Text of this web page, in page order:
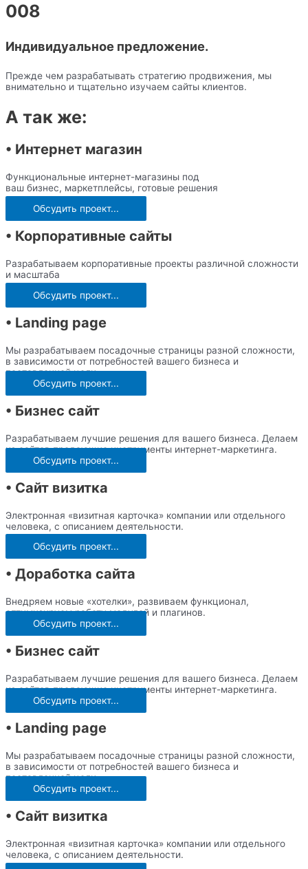
008
Индивидуальное предложение.
Прежде чем разрабатывать стратегию продвижения, мы
внимательно и тщательно изучаем сайты клиентов.
А так же:
• Интернет магазин
Функциональные интернет-магазины под
ваш бизнес, маркетплейсы, готовые решения
Обсудить проект...
• Корпоративные сайты
Разрабатываем корпоративные проекты различной сложности
и масштаба
Обсудить проект...
• Landing page
Мы разрабатываем посадочные страницы разной сложности,
в зависимости от потребностей вашего бизнеса и
поставленной цели.
Обсудить проект...
• Бизнес сайт
Разрабатываем лучшие решения для вашего бизнеса. Делаем
из сайтов продающие инструменты интернет-маркетинга.
Обсудить проект...
• Сайт визитка
Электронная «визитная карточка» компании или отдельного
человека, с описанием деятельности.
Обсудить проект...
• Доработка сайта
Внедряем новые «хотелки», развиваем функционал,
оптимизируем работу модулей и плагинов.
Обсудить проект...
• Бизнес сайт
Разрабатываем лучшие решения для вашего бизнеса. Делаем
из сайтов продающие инструменты интернет-маркетинга.
Обсудить проект...
• Landing page
Мы разрабатываем посадочные страницы разной сложности,
в зависимости от потребностей вашего бизнеса и
поставленной цели.
Обсудить проект...
• Сайт визитка
Электронная «визитная карточка» компании или отдельного
человека, с описанием деятельности.